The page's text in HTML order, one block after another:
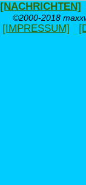
[NACHRICHTEN]
©2000-2018
[IMPRESSUM]